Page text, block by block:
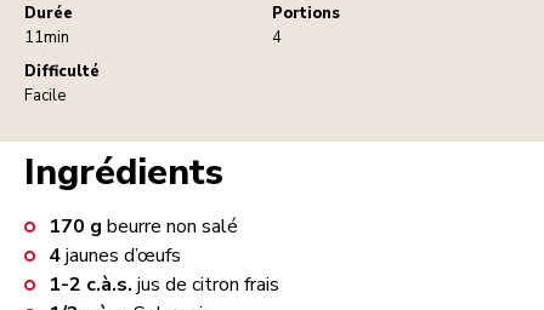
Durée
11min
Portions
4
Difficulté
Facile
Ingrédients
170 g beurre non salé
4jaunes d’œufs
1-2 c.à.s. jus de citron frais